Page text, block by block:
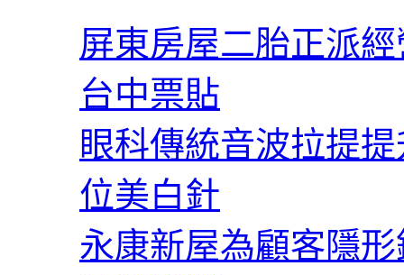
屏東房屋二胎正派
台中票貼
眼科傳統音波拉提
位美白針
永康新屋為顧客隱